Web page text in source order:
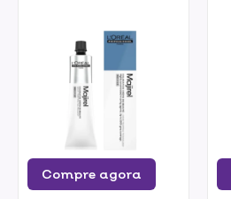
Compre agora